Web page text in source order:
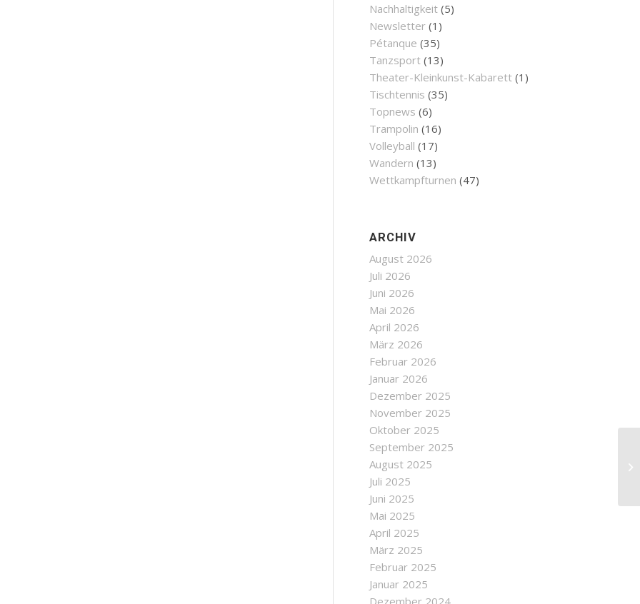
Nachhaltigkeit (5)
Newsletter (1)
Pétanque (35)
Tanzsport (13)
Theater-Kleinkunst-Kabarett (1)
Tischtennis (35)
Topnews (6)
Trampolin (16)
Volleyball (17)
Wandern (13)
Wettkampfturnen (47)
ARCHIV
August 2026
Juli 2026
Juni 2026
Mai 2026
April 2026
März 2026
Februar 2026
Januar 2026
Dezember 2025
November 2025
Oktober 2025
September 2025
August 2025
Juli 2025
Juni 2025
Mai 2025
April 2025
März 2025
Februar 2025
Januar 2025
Dezember 2024